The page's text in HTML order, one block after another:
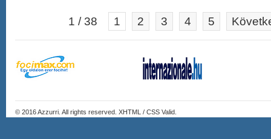
1 / 38 1 2 3 4 5
© 2016Azzurri . All rights reserved. XHTML / CSS Valid.